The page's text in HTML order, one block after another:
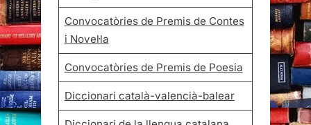
Convocatòries de Premis de Contes
i Novel·la
Convocatòries de Premis de Poesia
Diccionari català-valencià-balear